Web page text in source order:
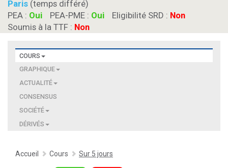
Paris (temps différé)
PEA : Oui PEA-PME : Oui Eligibilité SRD : Non
Soumis à la TTF : Non
COURS
GRAPHIQUE
ACTUALITÉ
CONSENSUS
SOCIÉTÉ
DÉRIVÉS
Accueil Cours Sur 5 jours